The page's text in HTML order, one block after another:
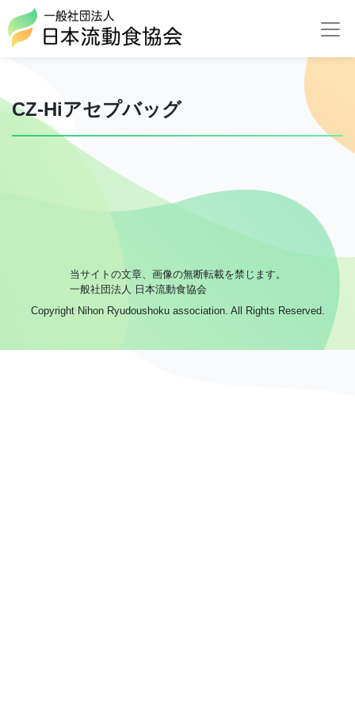
CZ-Hiアセプバッグ
当サイトの文章、画像の無断転載を禁じます。
一般社団法人 日本流動食協会
Copyright Nihon Ryudoushoku association. All Rights Reserved.